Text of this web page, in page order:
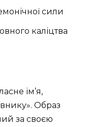
сили
каліцтва
ім’я,
Образ
за своєю